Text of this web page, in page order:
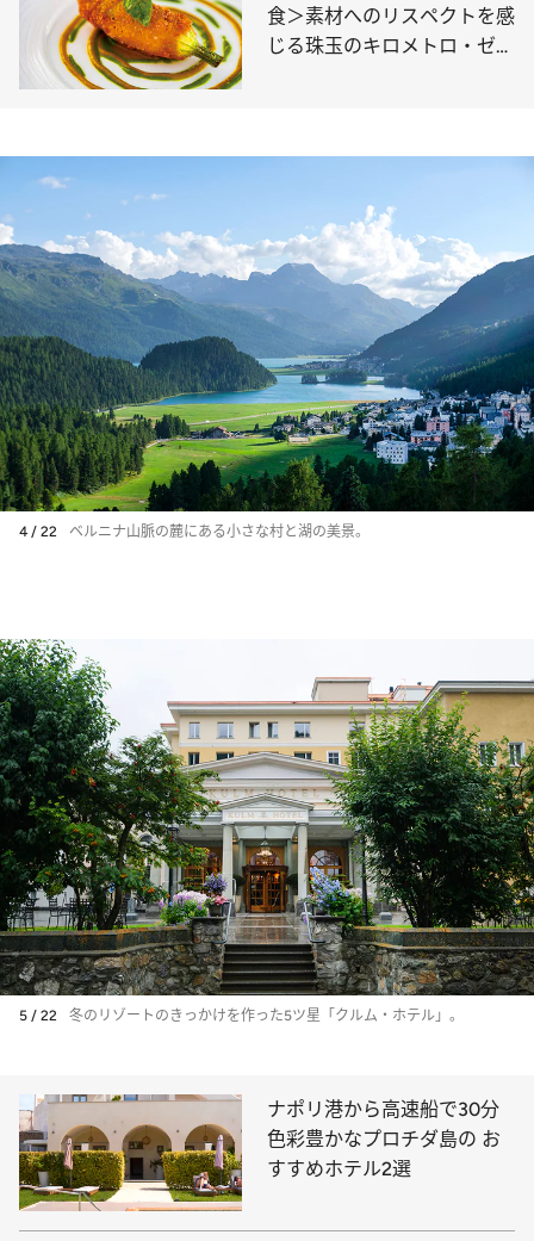
食＞素材へのリスペクトを感
じる珠玉のキロメトロ・ゼロ
4 / 22 ベルニナ山脈の麓にある小さな村と湖の美景。
5 / 22 冬のリゾートのきっかけを作った5ツ星「クルム・ホテル」。
ナポリ港から高速船で30分
色彩豊かなプロチダ島の お
すすめホテル2選